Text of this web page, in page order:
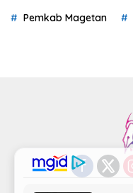
Pemkab Magetan